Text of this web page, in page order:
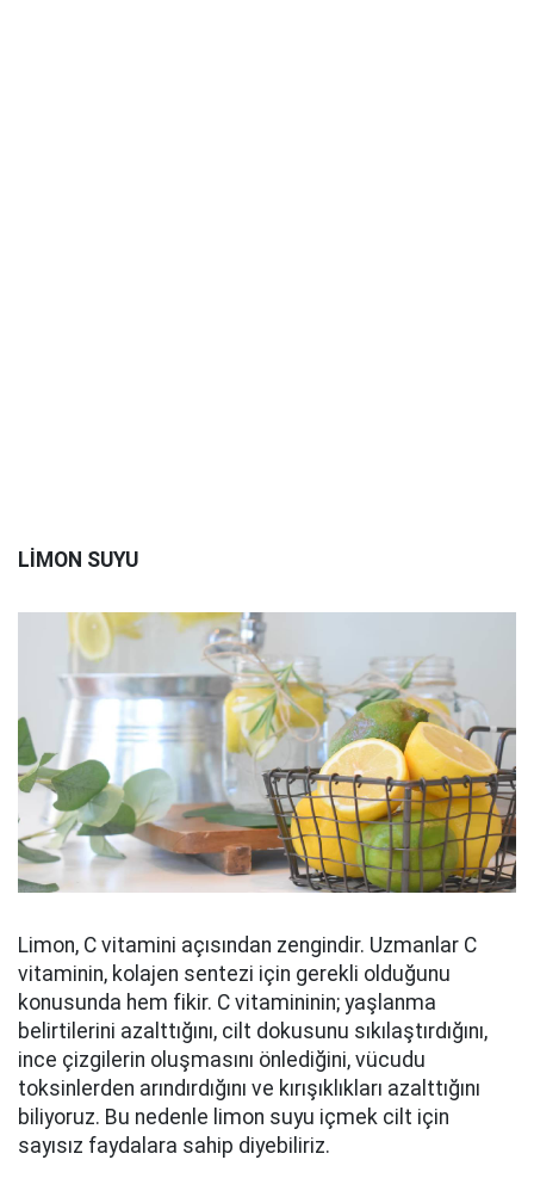
LİMON SUYU
Limon, C vitamini açısından zengindir. Uzmanlar C
vitaminin, kolajen sentezi için gerekli olduğunu
konusunda hem fikir. C vitamininin; yaşlanma
belirtilerini azalttığını, cilt dokusunu sıkılaştırdığını,
ince çizgilerin oluşmasını önlediğini, vücudu
toksinlerden arındırdığını ve kırışıklıkları azalttığını
biliyoruz. Bu nedenle limon suyu içmek cilt için
sayısız faydalara sahip diyebiliriz.